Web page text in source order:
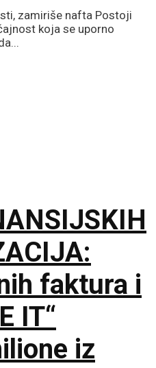
zamiriše nafta Postoji
koja se uporno
faktura i
IT“
iz